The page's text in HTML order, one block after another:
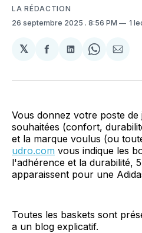
LA RÉDACTION
26 septembre 2025 . 8:56 PM 1
𝕏
Partager
Facebook
Partager
LinkedIn
Share
Vous donnez votre poste
souhaitées (confort,
et la marque voulus (ou
udro.com vous indique les
l'adhérence et la durabilité,
apparaissent pour une
Toutes les baskets sont
a un blog explicatif.